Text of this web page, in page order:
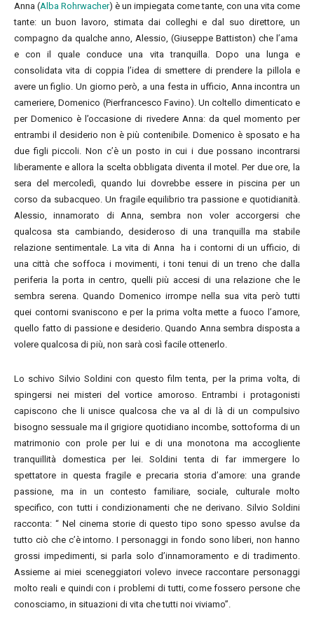
Anna (Alba Rohrwacher) è un impiegata come tante, con una vita come
tante: un buon lavoro, stimata dai colleghi e dal suo direttore, un
compagno da qualche anno, Alessio, (Giuseppe Battiston) che l’ama
e con il quale conduce una vita tranquilla. Dopo una lunga e
consolidata vita di coppia l’idea di smettere di prendere la pillola e
avere un figlio. Un giorno però, a una festa in ufficio, Anna incontra un
cameriere, Domenico (Pierfrancesco Favino). Un coltello dimenticato e
per Domenico è l’occasione di rivedere Anna: da quel momento per
entrambi il desiderio non è più contenibile. Domenico è sposato e ha
due figli piccoli. Non c’è un posto in cui i due possano incontrarsi
liberamente e allora la scelta obbligata diventa il motel. Per due ore, la
sera del mercoledì, quando lui dovrebbe essere in piscina per un
corso da subacqueo. Un fragile equilibrio tra passione e quotidianità.
Alessio, innamorato di Anna, sembra non voler accorgersi che
qualcosa sta cambiando, desideroso di una tranquilla ma stabile
relazione sentimentale. La vita di Anna ha i contorni di un ufficio, di
una città che soffoca i movimenti, i toni tenui di un treno che dalla
periferia la porta in centro, quelli più accesi di una relazione che le
sembra serena. Quando Domenico irrompe nella sua vita però tutti
quei contorni svaniscono e per la prima volta mette a fuoco l’amore,
quello fatto di passione e desiderio. Quando Anna sembra disposta a
volere qualcosa di più, non sarà così facile ottenerlo.
Lo schivo Silvio Soldini con questo film tenta, per la prima volta, di
spingersi nei misteri del vortice amoroso. Entrambi i protagonisti
capiscono che li unisce qualcosa che va al di là di un compulsivo
bisogno sessuale ma il grigiore quotidiano incombe, sottoforma di un
matrimonio con prole per lui e di una monotona ma accogliente
tranquillità domestica per lei. Soldini tenta di far immergere lo
spettatore in questa fragile e precaria storia d’amore: una grande
passione, ma in un contesto familiare, sociale, culturale molto
specifico, con tutti i condizionamenti che ne derivano. Silvio Soldini
racconta: “ Nel cinema storie di questo tipo sono spesso avulse da
tutto ciò che c’è intorno. I personaggi in fondo sono liberi, non hanno
grossi impedimenti, si parla solo d’innamoramento e di tradimento.
Assieme ai miei sceneggiatori volevo invece raccontare personaggi
molto reali e quindi con i problemi di tutti, come fossero persone che
conosciamo, in situazioni di vita che tutti noi viviamo”.